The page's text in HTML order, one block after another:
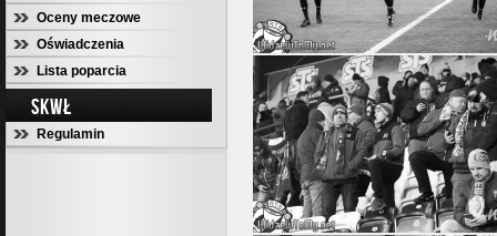
Oceny meczowe
Oświadczenia
Lista poparcia
SKWŁ
Regulamin